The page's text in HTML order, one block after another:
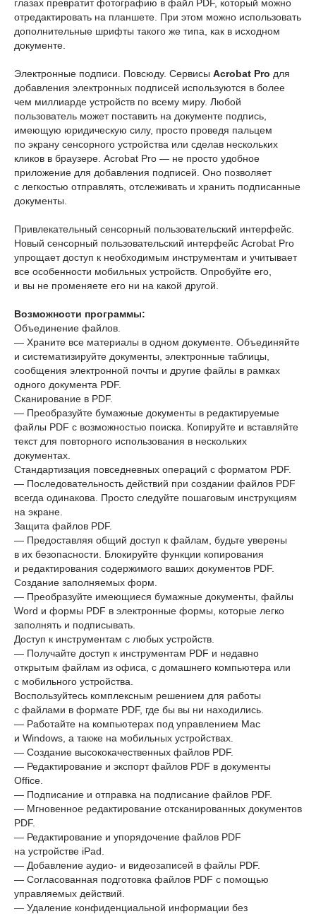
глазах превратит фотографию в файл PDF, который можно
отредактировать на планшете. При этом можно использовать
дополнительные шрифты такого же типа, как в исходном
документе.
Электронные подписи. Повсюду. Сервисы Acrobat Pro для
добавления электронных подписей используются в более
чем миллиарде устройств по всему миру. Любой
пользователь может поставить на документе подпись,
имеющую юридическую силу, просто проведя пальцем
по экрану сенсорного устройства или сделав нескольких
кликов в браузере. Acrobat Pro — не просто удобное
приложение для добавления подписей. Оно позволяет
с легкостью отправлять, отслеживать и хранить подписанные
документы.
Привлекательный сенсорный пользовательский интерфейс.
Новый сенсорный пользовательский интерфейс Acrobat Pro
упрощает доступ к необходимым инструментам и учитывает
все особенности мобильных устройств. Опробуйте его,
и вы не променяете его ни на какой другой.
Возможности программы:
Объединение файлов.
— Храните все материалы в одном документе. Объединяйте
и систематизируйте документы, электронные таблицы,
сообщения электронной почты и другие файлы в рамках
одного документа PDF.
Сканирование в PDF.
— Преобразуйте бумажные документы в редактируемые
файлы PDF с возможностью поиска. Копируйте и вставляйте
текст для повторного использования в нескольких
документах.
Стандартизация повседневных операций с форматом PDF.
— Последовательность действий при создании файлов PDF
всегда одинакова. Просто следуйте пошаговым инструкциям
на экране.
Защита файлов PDF.
— Предоставляя общий доступ к файлам, будьте уверены
в их безопасности. Блокируйте функции копирования
и редактирования содержимого ваших документов PDF.
Создание заполняемых форм.
— Преобразуйте имеющиеся бумажные документы, файлы
Word и формы PDF в электронные формы, которые легко
заполнять и подписывать.
Доступ к инструментам с любых устройств.
— Получайте доступ к инструментам PDF и недавно
открытым файлам из офиса, с домашнего компьютера или
с мобильного устройства.
Воспользуйтесь комплексным решением для работы
с файлами в формате PDF, где бы вы ни находились.
— Работайте на компьютерах под управлением Mac
и Windows, а также на мобильных устройствах.
— Создание высококачественных файлов PDF.
— Редактирование и экспорт файлов PDF в документы
Office.
— Подписание и отправка на подписание файлов PDF.
— Мгновенное редактирование отсканированных документов
PDF.
— Редактирование и упорядочение файлов PDF
на устройстве iPad.
— Добавление аудио- и видеозаписей в файлы PDF.
— Согласованная подготовка файлов PDF с помощью
управляемых действий.
— Удаление конфиденциальной информации без